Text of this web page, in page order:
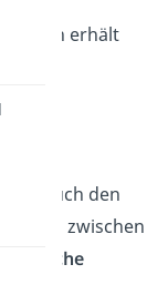
erhält
man auch den
zwischen
elektrische